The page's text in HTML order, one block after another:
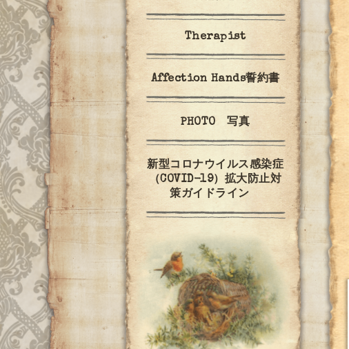
Therapist
Affection Hands誓約書
PHOTO 写真
新型コロナウイルス感染症
（COVID-19）拡大防止対
策ガイドライン